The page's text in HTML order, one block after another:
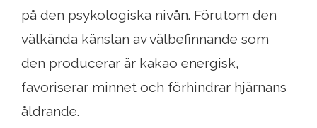
på den psykologiska nivån. Förutom den
välkända känslan av välbefinnande som
den producerar är kakao energisk,
favoriserar minnet och förhindrar hjärnans
åldrande.